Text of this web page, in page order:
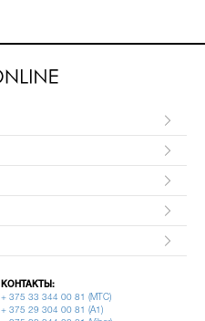
КОНТАКТЫ:
+ 375 33 344 00 81 (МТС)
+ 375 29 304 00 81 (A1)